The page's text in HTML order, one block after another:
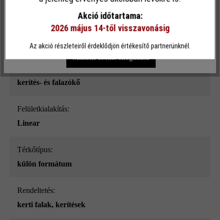
platina árnyalt_ModulusPur
kerítés- és falazókő
Felületkialakítás:
Linear
Térkőtípus:
külön formátum
Rendeltetés:
kerti falak, kerítések
funkcionalitást kínálja Önnek...További információ
Csak funkcionális cookie elfogadása
Minden cookie elfogadása
Akció időtartama:
2026 május 14-től visszavonásig
Az akció részleteiről érdeklődjön értékesítő partnerünknél.